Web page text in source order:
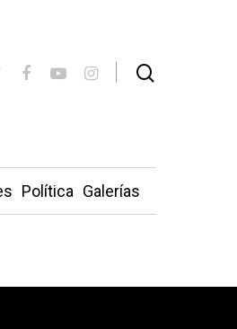
Política Galerías